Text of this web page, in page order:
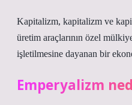
Kapitalizm, kapitalizm ve
üretim araçlarının özel
işletilmesine dayanan bir
Emperyalizm